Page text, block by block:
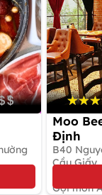
Moo
Định
B40
Cầu Giấy
Gọi món